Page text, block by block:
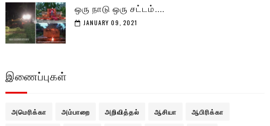
ஒரு நாடு ஒரு சட்டம்....
JANUARY 09, 2021
இணைப்புகள்
அமெரிக்கா அம்பாறை அறிவித்தல் ஆசியா ஆபிரிக்கா